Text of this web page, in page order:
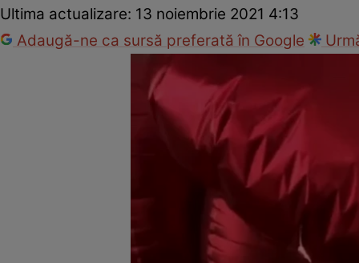
Ultima actualizare: 13 noiembrie 2021 4:13
Adaugă-ne ca sursă preferată în Google